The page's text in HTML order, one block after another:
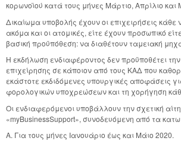
κορωνοϊού κατά τους μήνες Μάρτιο, Απρίλιο και
Δικαίωμα υποβολής έχουν οι επιχειρήσεις κάθε
ακόμα και οι ατομικές, είτε έχουν προσωπικό
βασική προϋπόθεση: να διαθέτουν ταμειακή
Η εκδήλωση ενδιαφέροντος δεν προϋποθέτει
επιχείρησης σε κάποιον από τους ΚΑΔ που
εκάστοτε εκδιδόμενες υπουργικές αποφάσεις
φορολογικών υποχρεώσεων και τη χορήγηση
Οι ενδιαφερόμενοι υποβάλλουν την σχετική
«myBusinessSupport», συνοδευόμενη από τα
Α. Για τους μήνες Ιανουάριο έως και Μάιο 2020.